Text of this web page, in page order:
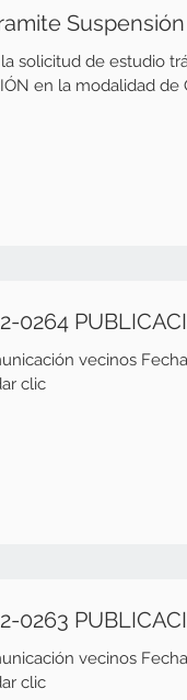
la solicitud de estudio
en la modalidad de
0264
Fecha emisión de 25 de Enero de 2023
clic
0263
Fecha emisión de 25 de Enero de 2023
clic